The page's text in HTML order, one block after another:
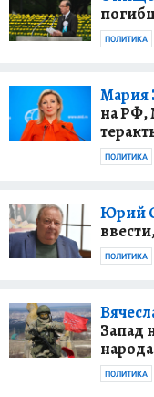
ПОЛИТИКА
Мария
на РФ,
ПОЛИТИКА
Юрий
ПОЛИТИКА
Запад
народа
ПОЛИТИКА